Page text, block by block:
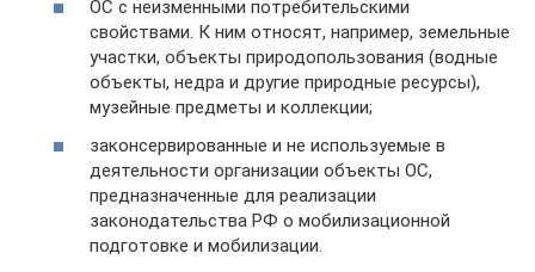
ОС с неизменными потребительскими
свойствами. К ним относят, например, земельные
участки, объекты природопользования (водные
объекты, недра и другие природные ресурсы),
музейные предметы и коллекции;
законсервированные и не используемые в
деятельности организации объекты ОС,
предназначенные для реализации
законодательства РФ о мобилизационной
подготовке и мобилизации.